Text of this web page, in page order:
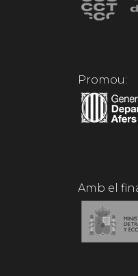
Promou:
Amb el